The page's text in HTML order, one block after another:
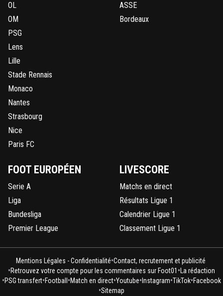
OL
OM
PSG
Lens
Lille
Stade Rennais
Monaco
Nantes
Strasbourg
Nice
Paris FC
ASSE
Bordeaux
FOOT EUROPÉEN
Serie A
Liga
Bundesliga
Premier League
LIVESCORE
Matchs en direct
Résultats Ligue 1
Calendrier Ligue 1
Classement Ligue 1
Mentions Légales - Confidentialité•Contact, recrutement et publicité
•Retrouvez votre compte pour les commentaires sur Foot01 • La rédaction
•PSG transfert•Football •Match en direct•Youtube• Instagram•TikTok•Facebook
•Sitemap